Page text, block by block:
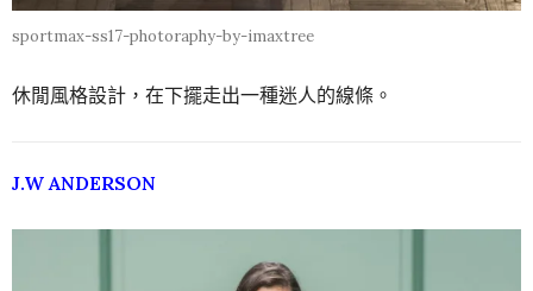
sportmax-ss17-photoraphy-by-imaxtree
休閒風格設計，在下擺走出一種迷人的線條。
J.W ANDERSON